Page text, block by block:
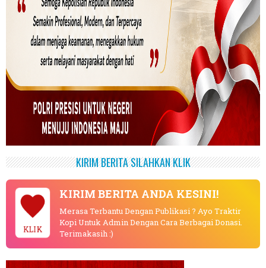
KIRIM BERITA SILAHKAN KLIK
KLIK
KIRIM BERITA ANDA KESINI!
Merasa Terbantu Dengan Publikasi ? Ayo Traktir
Kopi Untuk Admin Dengan Cara Berbagai Donasi.
Terimakasih :)